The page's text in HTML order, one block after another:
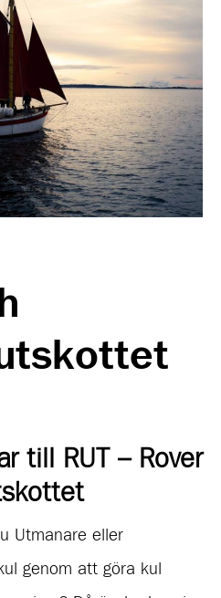
till RUT – Rover
Utmanare eller
genom att göra kul